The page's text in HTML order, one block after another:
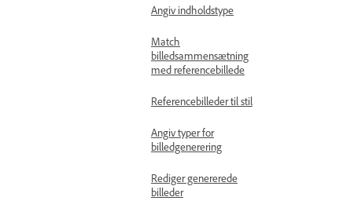
Angiv indholdstype
Match
billedsammensætning
med referencebillede
Referencebilleder til stil
Angiv typer for
billedgenerering
Rediger genererede
billeder